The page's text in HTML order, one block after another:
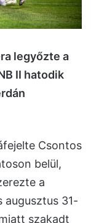
legyőzte a
II hatodik
Csontos
belül,
a
augusztus 31-
szakadt